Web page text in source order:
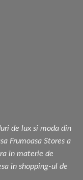
de lux si moda din
Frumoasa Stores a
in materie de
in shopping-ul de